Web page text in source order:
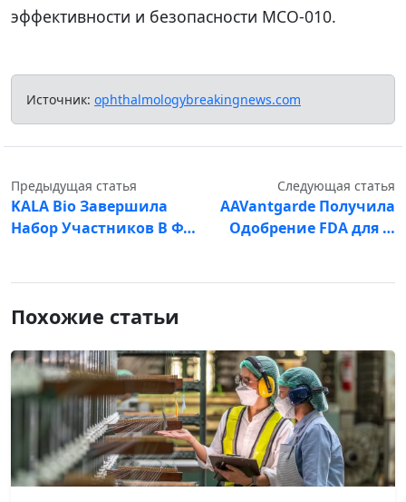
эффективности и безопасности MCO-010.
Источник: ophthalmologybreakingnews.com
Предыдущая статья
KALA Bio Завершила
Набор Участников В Ф…
Следующая статья
AAVantgarde Получила
Одобрение FDA для …
Похожие статьи